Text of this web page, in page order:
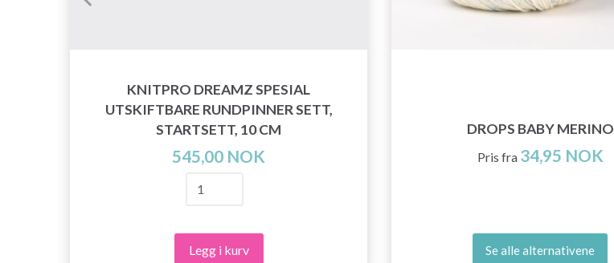
KNITPRO DREAMZ SPESIAL
UTSKIFTBARE RUNDPINNER SETT,
STARTSETT, 10 CM
545,00 NOK
Legg i kurv
DROPS BABY MERINO
Pris fra 34,95 NOK
Se alle alternativene